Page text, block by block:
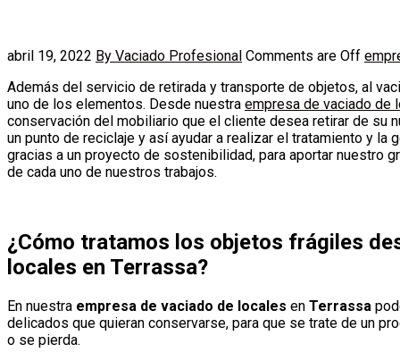
abril 19, 2022 By Vaciado Profesional Comments are Off
Además del servicio de retirada y transporte de objetos, al
uno de los elementos. Desde nuestra empresa de vaciado de
conservación del mobiliario que el cliente desea retirar de su
un punto de reciclaje y así ayudar a realizar el tratamiento y
gracias a un proyecto de sostenibilidad, para aportar nuestro
de cada uno de nuestros trabajos.
¿Cómo tratamos los objetos frágiles
locales en Terrassa?
En nuestra empresa de vaciado de locales en Terrassa
delicados que quieran conservarse, para que se trate de un
o se pierda.